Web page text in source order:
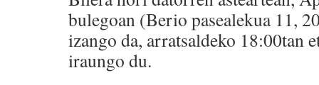
bulegoan (Berio pasealekua 11,
izango da, arratsaldeko 18:00tan
iraungo du.